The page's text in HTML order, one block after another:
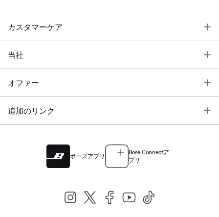
カスタマーケア
当社
オファー
追加のリンク
ボーズアプリ
Bose Connectア
プリ